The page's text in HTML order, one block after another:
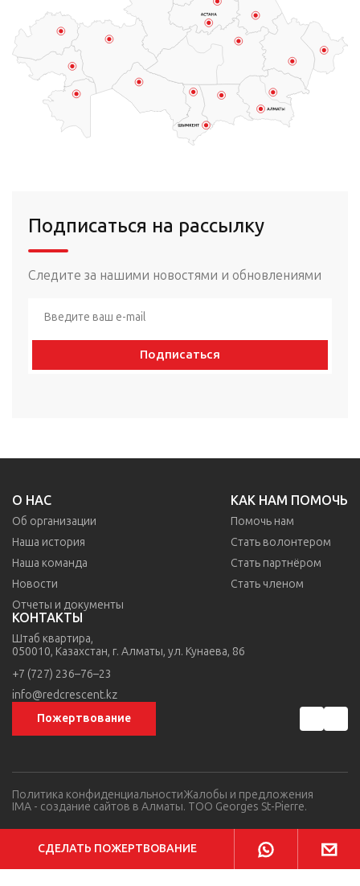
СДЕЛАТЬ ПОЖЕРТВОВАНИЕ
Подписаться на рассылку
Следите за нашими новостями и обновлениями
Подписаться
О НАС
Об организации
Наша история
Наша команда
Новости
Отчеты и документы
КАК НАМ ПОМОЧЬ
Помочь нам
Стать волонтером
Стать партнёром
Стать членом
КОНТАКТЫ
Штаб квартира,
050010, Казахстан, г. Алматы, ул. Кунаева, 86
+7 (727) 236–76–23
info@redcrescent.kz
Пожертвование
IMA - создание сайтов в Алматы. TOO Georges St-Pierre.
Политика конфиденциальностиЖалобы и предложения